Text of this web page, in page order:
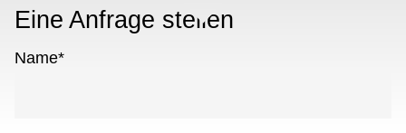
Eine Anfrage stellen
Name*